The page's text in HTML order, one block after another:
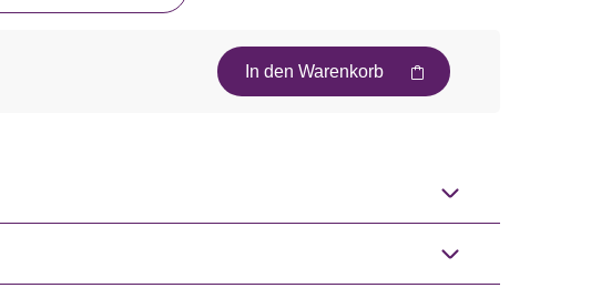
In den Warenkorb